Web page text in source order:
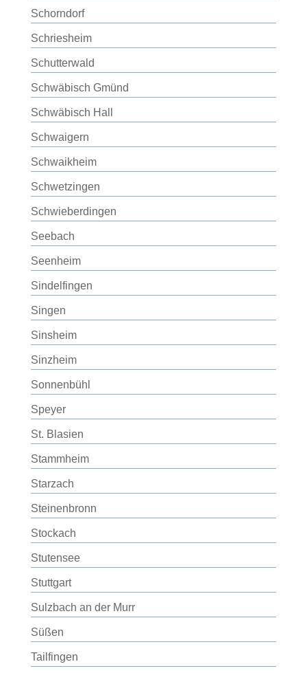
Schorndorf
Schriesheim
Schutterwald
Schwäbisch Gmünd
Schwäbisch Hall
Schwaigern
Schwaikheim
Schwetzingen
Schwieberdingen
Seebach
Seenheim
Sindelfingen
Singen
Sinsheim
Sinzheim
Sonnenbühl
Speyer
St. Blasien
Stammheim
Starzach
Steinenbronn
Stockach
Stutensee
Stuttgart
Sulzbach an der Murr
Süßen
Tailfingen